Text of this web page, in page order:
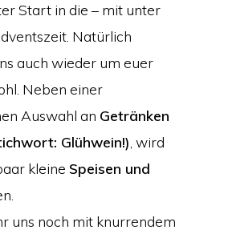
Start in die – mit unter
Natürlich
auch wieder um euer
Neben einer
Auswahl an Getränken
Glühwein!) , wird
kleine Speisen und
uns noch mit knurrendem